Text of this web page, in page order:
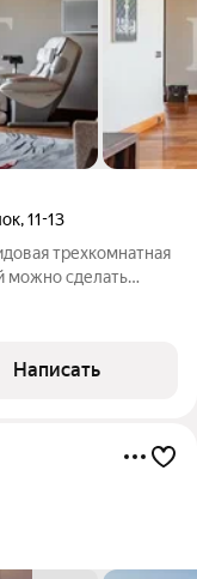
,11-13
трехкомнатная
можно сделать
гостиной
Написать